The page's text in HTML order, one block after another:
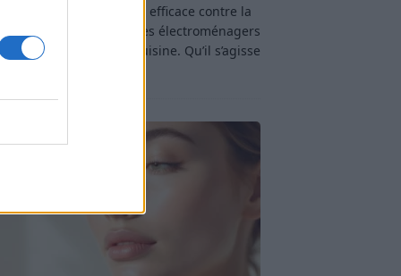
blanc et four : est-ce efficace contre la
? Le four fait partie des électroménagers
sollicités dans une cuisine. Qu’il s’agisse